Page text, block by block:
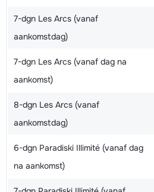
7-dgn Les Arcs (vanaf
aankomstdag)
7-dgn Les Arcs (vanaf dag na
aankomst)
8-dgn Les Arcs (vanaf
aankomstdag)
6-dgn Paradiski Illimité (vanaf dag
na aankomst)